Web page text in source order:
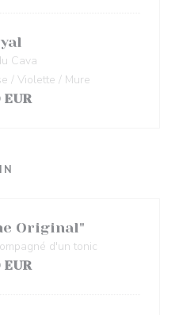
Cava
/ Violette / Mure
EUR
Original"
d'un tonic
EUR